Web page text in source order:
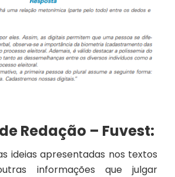
Redação – Fuvest:
ideias apresentadas nos textos
informações que julgar